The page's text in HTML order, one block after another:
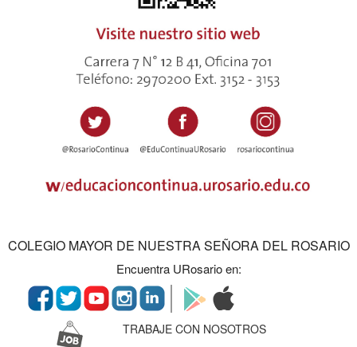
COLEGIO MAYOR DE NUESTRA SEÑORA DEL ROSARIO
Encuentra URosario en:
TRABAJE CON NOSOTROS